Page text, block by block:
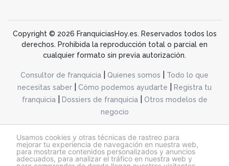
Usamos cookies y otras técnicas de rastreo para
mejorar tu experiencia de navegación en nuestra web,
para mostrarte contenidos personalizados y anuncios
adecuados, para analizar el tráfico en nuestra web y
Copyright © 2026 FranquiciasHoy.es. Reservados todos los
derechos. Prohibida la reproducción total o parcial en
cualquier formato sin previa autorización.
Consultor de franquicia Quienes somos
Todo lo que
necesitas saber
Cómo podemos ayudarte
Registra tu
franquicia| Dossiers de franquicia|
Otros modelos de
negocio
@franquiciashoy.es |Aviso legal| Política de cookies|Política de privacidad